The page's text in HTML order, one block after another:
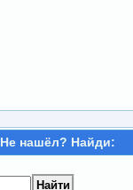
Не нашёл? Найди: